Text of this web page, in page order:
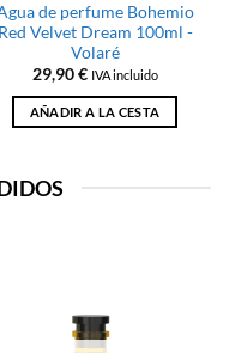
de perfume Bohemio
Red Velvet Dream 100ml -
Volaré
29,90€ IVA incluido
AÑADIR A LA CESTA